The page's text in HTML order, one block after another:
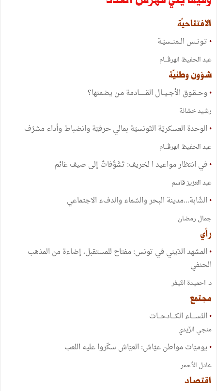
الافتتاحيّة
• تـونــس الــمنــسيّـة
عبد الحفيظ الهرڤـــام
شؤون وطنيّة
•وحــقـوق الأجــيــال القـــــــادمة مـن يضمنها؟
رشيد خشانة
• الوحدة العسكريّة التّونسيّة بمالي حرفيّة وانضباط وأداء مشرّف
عبد الحفيظ الهرڤـــام
•في انتظار مواعيد ا لخريف: تَشَوُّفاتٌ إلى صيف غائم
عبد العزيز قاسم
• الشّابة...مدينة البحر والسّماء والدفء الاجتماعي
جمال رمضان
رأي
• المشهد الدّيني في تونس: مفتاح للمستقبل، إضاءة من المذهب
الحنفي
د. احميدة النّيفر
مجتمع
• النّســــاء الكــــادحـــات
منجي الزّيدي
• يوميّات مواطن عيّاش: العيّاش سكّروا عليه اللعب
عادل الأحمر
اقتصاد